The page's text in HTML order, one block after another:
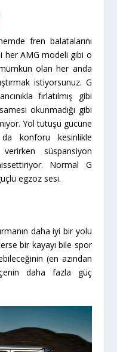
fren balatalarını
her AMG modeli gibi o
olan her anda
istiyorsunuz. G
fırlatılmış gibi
okunmadığı gibi
Yol tutuşu gücüne
konforu kesinlikle
süspansiyon
Normal G
egzoz sesi.
daha iyi bir yolu
bir kayayı bile spor
(en azından
daha fazla güç